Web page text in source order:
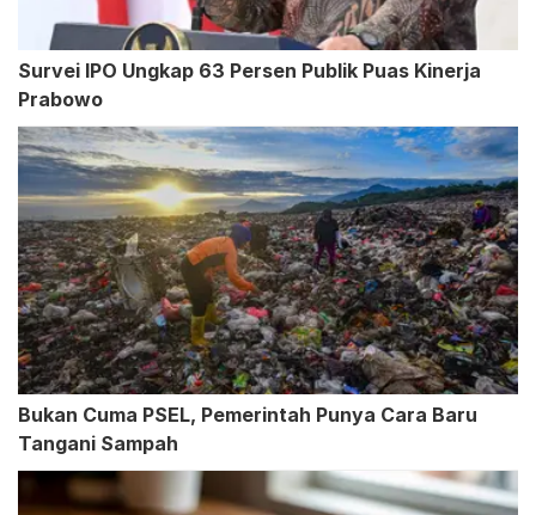
Survei IPO Ungkap 63 Persen Publik Puas Kinerja
Prabowo
Bukan Cuma PSEL, Pemerintah Punya Cara Baru
Tangani Sampah